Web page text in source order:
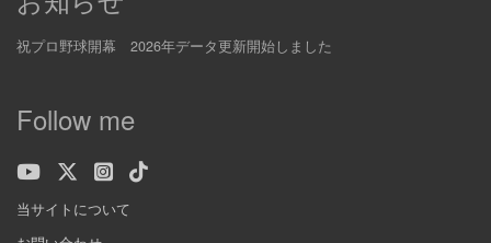
祝プロ野球開幕 2026年データ更新開始しました
Follow me
当サイトについて